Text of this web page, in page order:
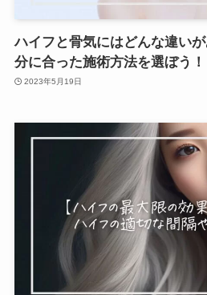
ハイフと骨気にはどんな違い
分に合った施術方法を選ぼう！
2023年5月19日